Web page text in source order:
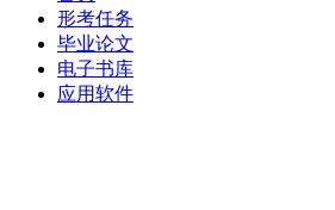
形考任务
毕业论文
电子书库
应用软件